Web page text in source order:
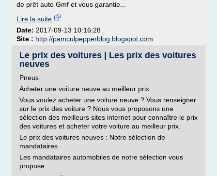
de prêt auto Gmf et vous garantie...
Lire la suite
Date: 2017-09-13 10:16:28
Site : http://pamculpepperblog.blogspot.com
Le prix des voitures | Les prix des voitures
neuves
Pneus
Acheter une voiture neuve au meilleur prix
Vous voulez acheter une voiture neuve ? Vous renseigner
sur le prix des voiture ? Nous vous proposons une
sélection des meilleurs sites internet pour connaître le prix
des voitures et acheter votre voiture au meilleur prix.
Le prix des voitures neuves : Notre sélection de
mandataires
Les mandataires automobiles de notre sélection vous
propose...